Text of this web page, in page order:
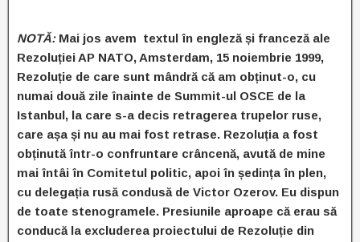
NOTĂ:Mai jos avem textul în engleză și franceză ale
Rezoluției AP NATO, Amsterdam, 15 noiembrie 1999,
Rezoluție de care sunt mândră că am obținut-o, cu
numai două zile înainte de Summit-ul OSCE de la
Istanbul, la care s-a decis retragerea trupelor ruse,
care așa și nu au mai fost retrase. Rezoluția a fost
obținută într-o confruntare crâncenă, avută de mine
mai întâi în Comitetul politic, apoi în ședința în plen,
cu delegația rusă condusă de Victor Ozerov. Eu dispun
de toate stenogramele. Presiunile aproape că erau să
conducă la excluderea proiectului de Rezoluție din